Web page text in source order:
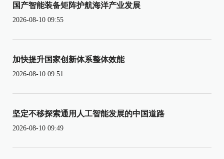
国产智能装备矩阵护航海洋产业发展
2026-08-10 09:55
加快提升国家创新体系整体效能
2026-08-10 09:51
坚定不移探索通用人工智能发展的中国道路
2026-08-10 09:49